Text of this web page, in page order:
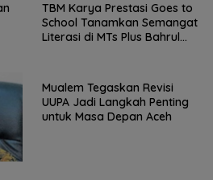
TBM Karya Prestasi Goes to
School Tanamkan Semangat
Literasi di MTs Plus Bahrul
Mualem Tegaskan Revisi
UUPA Jadi Langkah Penting
untuk Masa Depan Aceh